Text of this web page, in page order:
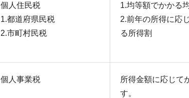
個人住民税
1.都道府県民税
2.市町村民税
1.均等額でかかる
2.前年の所得に応
る所得割
個人事業税
所得金額に応じて
す。